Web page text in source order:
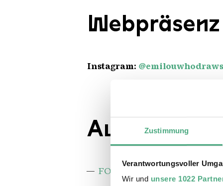
Zustimmung
Verantwortungsvoller
Wir und unsere 1022
Webpräsenz
Instagram: @emilouwhodraws
FORGE - Video Mapping